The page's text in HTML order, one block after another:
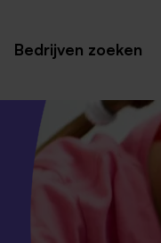
Bedrijven zoeken